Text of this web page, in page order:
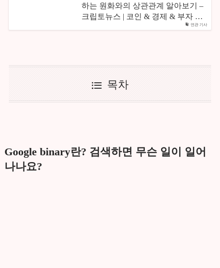
연관 기사
하는 원화와의 상관관계 알아보기 –
크립토뉴스 | 코인 & 경제 & 부자 …
목차
Google binary란? 검색하면 무슨 일이 일어
나나요?